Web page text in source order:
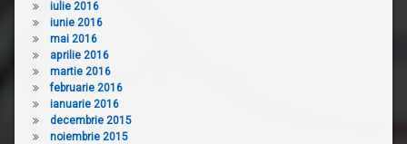
iulie 2016
iunie 2016
mai 2016
aprilie 2016
martie 2016
februarie 2016
ianuarie 2016
decembrie 2015
noiembrie 2015